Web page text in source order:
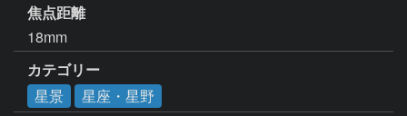
焦点距離
18mm
カテゴリー
星景
星座・星野